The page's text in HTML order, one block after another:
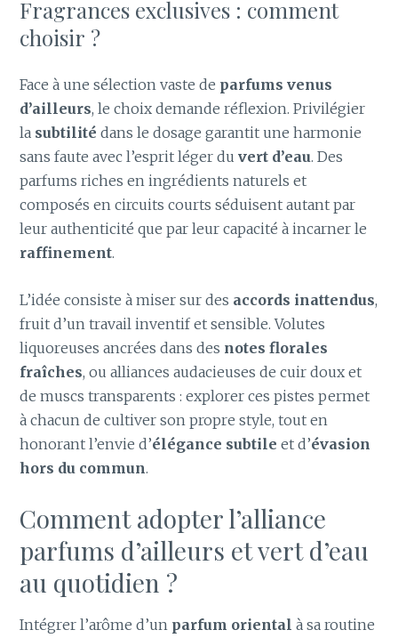
Fragrances exclusives : comment
choisir ?
Face à une sélection vaste de parfums venus
d’ailleurs, le choix demande réflexion. Privilégier
la subtilité dans le dosage garantit une harmonie
sans faute avec l’esprit léger duvert d’eau. Des
parfums riches en ingrédients naturels et
composés en circuits courts séduisent autant par
leur authenticité que par leur capacité à incarner le
raffinement.
L’idée consiste à miser sur des accords inattendus,
fruit d’un travail inventif et sensible. Volutes
liquoreuses ancrées dans des notes florales
fraîches, ou alliances audacieuses de cuir doux et
de muscs transparents : explorer ces pistes permet
à chacun de cultiver son propre style, tout en
honorant l’envie d’élégance subtile et d’évasion
hors du commun.
Comment adopter l’alliance
parfums d’ailleurs et vert d’eau
au quotidien ?
Intégrer l’arôme d’un parfum oriental à sa routine